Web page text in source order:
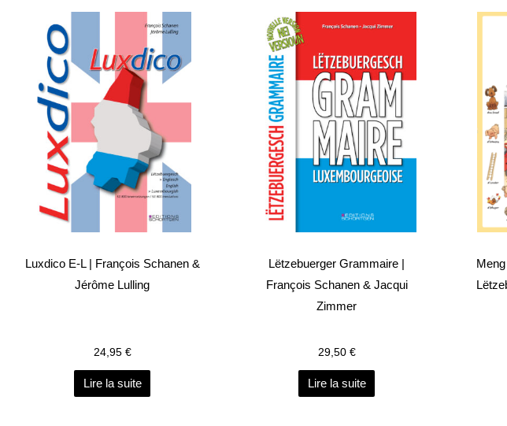
Luxdico E-L | François Schanen &
Jérôme Lulling
24,95 €
Lire la suite
Lëtzebuerger Grammaire |
François Schanen & Jacqui
Zimmer
29,50 €
Lire la suite